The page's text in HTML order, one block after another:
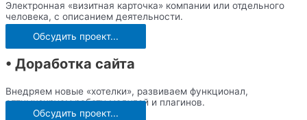
Электронная «визитная карточка» компании или отдельного
человека, с описанием деятельности.
Обсудить проект...
• Доработка сайта
Внедряем новые «хотелки», развиваем функционал,
оптимизируем работу модулей и плагинов.
Обсудить проект...